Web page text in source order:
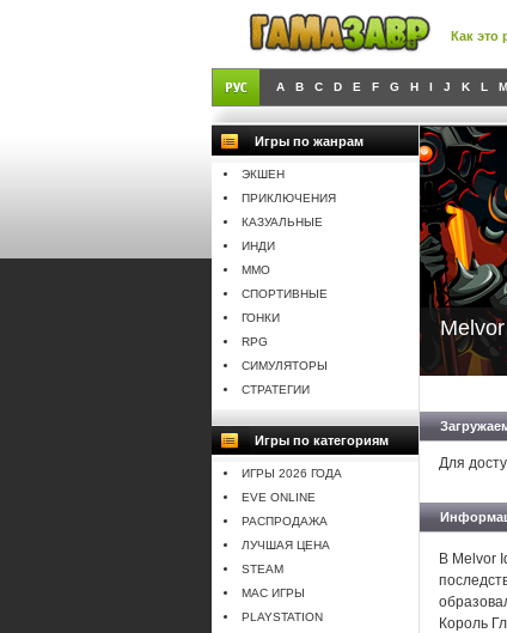
Как это
A B C D E F G H I J K L M
Игры по жанрам
ЭКШЕН
ПРИКЛЮЧЕНИЯ
КАЗУАЛЬНЫЕ
ИНДИ
MMO
СПОРТИВНЫЕ
ГОНКИ
RPG
СИМУЛЯТОРЫ
СТРАТЕГИИ
Игры по категориям
ИГРЫ 2026 ГОДА
EVE ONLINE
РАСПРОДАЖА
ЛУЧШАЯ ЦЕНА
STEAM
MAC ИГРЫ
PLAYSTATION
Для
В Melvor
Король